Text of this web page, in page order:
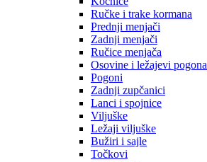
Ručke i trake kormana
Prednji menjači
Zadnji menjači
Ručice menjača
Osovine i ležajevi pogona
Pogoni
Zadnji zupčanici
Lanci i spojnice
Viljuške
Ležaji viljuške
Bužiri i sajle
Točkovi